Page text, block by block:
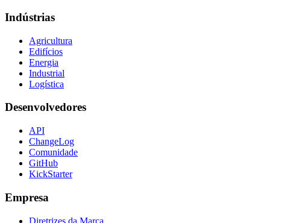
Indústrias
Agricultura
Edifícios
Energia
Industrial
Logística
Desenvolvedores
API
ChangeLog
Comunidade
GitHub
KickStarter
Empresa
Diretrizes da Marca